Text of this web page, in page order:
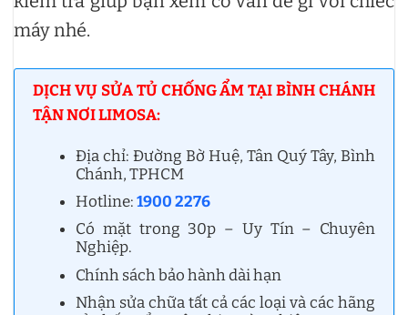
máy nhé.
DỊCH VỤ SỬA TỦ CHỐNG ẨM TẠI BÌNH CHÁNH
TẬN NƠI LIMOSA:
Địa chỉ: Đường Bờ Huệ, Tân Quý Tây, Bình
Chánh, TPHCM
Hotline:1900 2276
Có mặt trong 30p – Uy Tín – Chuyên
Nghiệp.
Chính sách bảo hành dài hạn
Nhận sửa chữa tất cả các loại và các hãng